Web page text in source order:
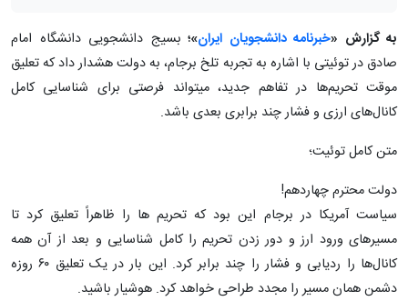
به گزارش «خبرنامه دانشجویان ایران»؛ بسیج دانشجویی دانشگاه امام
صادق در توئیتی با اشاره به تجربه تلخ برجام، به دولت هشدار داد که تعلیق
موقت تحریم‌ها در تفاهم جدید، میتواند فرصتی برای شناسایی کامل
کانال‌های ارزی و فشار چند برابری بعدی باشد.
متن کامل توئیت؛
دولت محترم چهاردهم!
سیاست آمریکا در برجام این بود که تحریم ها را ظاهراً تعلیق کرد تا
مسیرهای ورود ارز و دور زدن تحریم را کامل شناسایی و بعد از آن همه
کانال‌ها را ردیابی و فشار را چند برابر کرد. این بار در یک تعلیق ۶۰ روزه
دشمن همان مسیر را مجدد طراحی خواهد کرد. هوشیار باشید.